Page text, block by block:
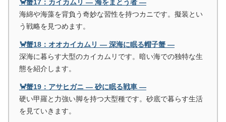
🦀蟹17：カイカムリ ― 海をまとう者 ―
海綿や海藻を背負う奇妙な習性を持つカニです。擬装とい
う戦略を見つめます。
🦀蟹18：オオカイカムリ ― 深海に眠る帽子蟹 ―
深海に暮らす大型のカイカムリです。暗い海での独特な生
態を紹介します。
🦀蟹19：アサヒガニ ― 砂に眠る戦車 ―
硬い甲羅と力強い脚を持つ大型種です。砂底で暮らす生活
を見ていきます。